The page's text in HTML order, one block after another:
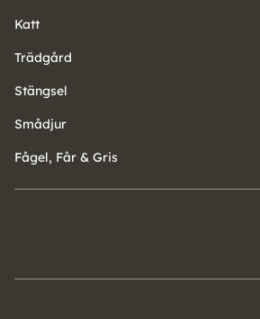
Katt
Trädgård
Stängsel
Smådjur
Fågel, Får & Gris